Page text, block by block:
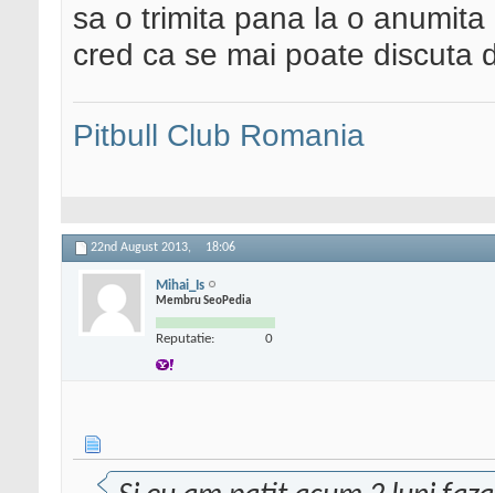
sa o trimita pana la o
cred ca se mai poate discuta
Pitbull Club Romania
22nd August 2013, 18:06
Mihai_Is
Membru SeoPedia
Reputatie: 0